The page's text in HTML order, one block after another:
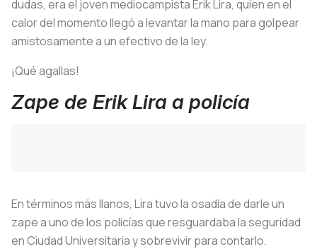
dudas, era el joven mediocampista Erik Lira, quien en el
calor del momento llegó a levantar la mano para golpear
amistosamente a un efectivo de la ley.
¡Qué agallas!
Zape de Erik Lira a policía
En términos más llanos, Lira tuvo la osadía de darle un
zape a uno de los policías que resguardaba la seguridad
en Ciudad Universitaria y sobrevivir para contarlo.